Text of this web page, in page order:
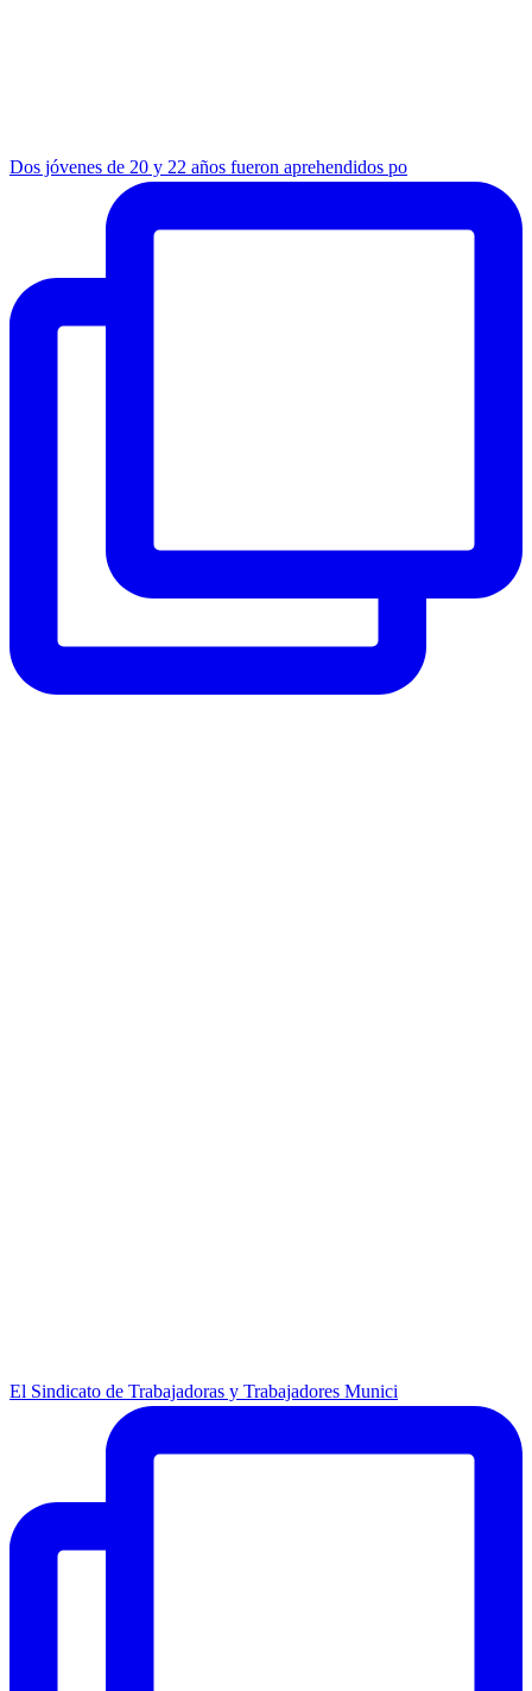
Dos jóvenes de 20 y 22 años fueron aprehendidos po
El Sindicato de Trabajadoras y Trabajadores Munici